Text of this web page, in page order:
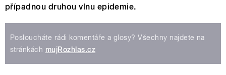
případnou druhou vlnu epidemie.
Posloucháte rádi komentáře a glosy? Všechny najdete na
stránkách mujRozhlas.cz